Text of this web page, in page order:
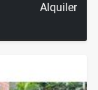
Alquiler